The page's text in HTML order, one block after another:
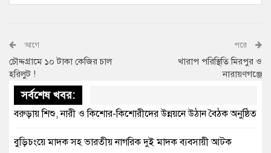
আগে
চৌদ্দগ্রামে ১০ টাকা কেজির চাল
হরিলুট !
পরে
খারাপ পরিস্থিতি মিরপুর ও
নারায়ণগঞ্জে
সর্বশেষ খবর:
বরুড়ায় শিশু, নারী ও কিশোর-কিশোরীদের উন্নয়নে উঠান বৈঠক অনুষ্ঠিত
বুড়িচংয়ে মাদক সহ ভারতীয় নাগরিক দুই মাদক ব্যবসায়ী আটক